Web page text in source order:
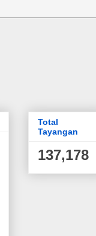
Total
Tayangan
137,178